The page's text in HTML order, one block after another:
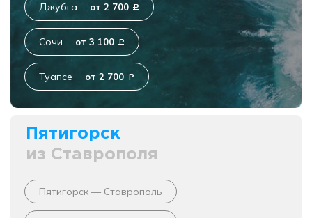
Джубга от 2 700 c
Сочи от 3 100 c
Туапсе от 2 700 c
Пятигорск
из Ставрополя
Пятигорск — Ставрополь